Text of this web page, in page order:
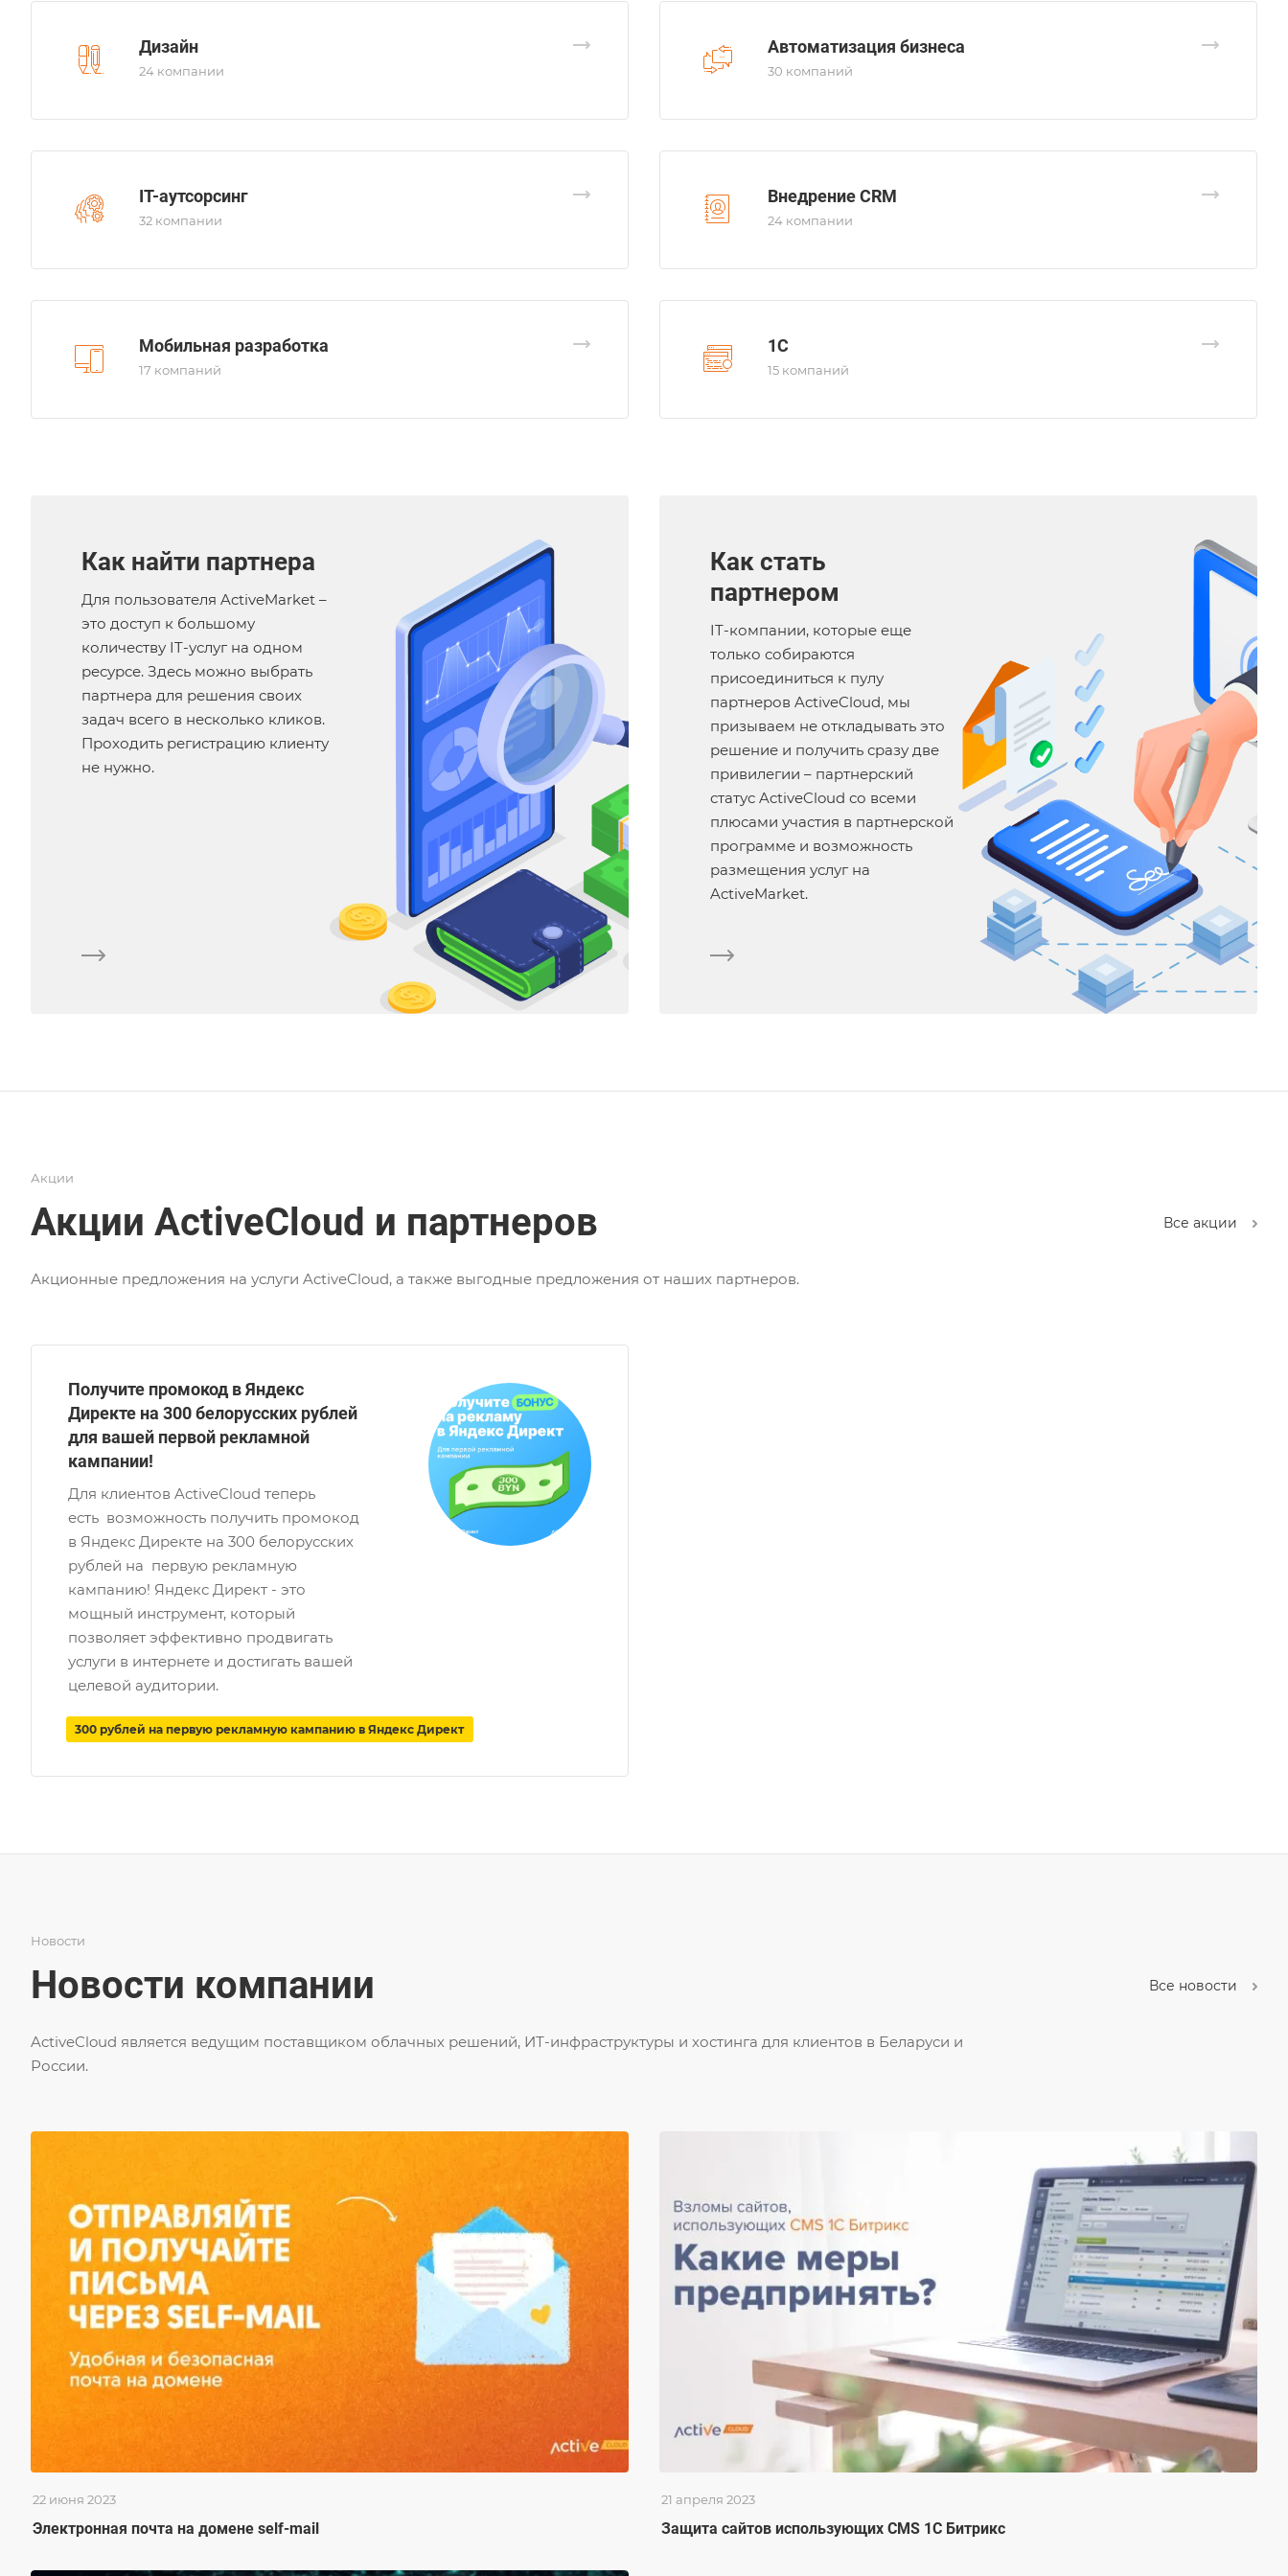
Дизайн
24 компании
Автоматизация бизнеса
30 компаний
IT-аутсорсинг
32 компании
Внедрение CRM
24 компании
Мобильная разработка
17 компаний
1С
15 компаний
Как найти партнера
Для пользователя ActiveMarket –
это доступ к большому
количеству IT-услуг на одном
ресурсе. Здесь можно выбрать
партнера для решения своих
задач всего в несколько кликов.
Проходить регистрацию клиенту
не нужно.
Как стать
партнером
IT-компании, которые еще
только собираются
присоединиться к пулу
партнеров ActiveCloud, мы
призываем не откладывать это
решение и получить сразу две
привилегии – партнерский
статус ActiveCloud со всеми
плюсами участия в партнерской
программе и возможность
размещения услуг на
ActiveMarket.
Акции
Акции ActiveCloud и партнеров Все акции
Акционные предложения на услуги ActiveCloud, а также выгодные предложения от наших партнеров.
Получите промокод в Яндекс
Директе на 300 белорусских рублей
для вашей первой рекламной
кампании!
Для клиентов ActiveCloud теперь
есть возможность получить промокод
в Яндекс Директе на 300 белорусских
рублей на первую рекламную
кампанию! Яндекс Директ - это
мощный инструмент, который
позволяет эффективно продвигать
услуги в интернете и достигать вашей
целевой аудитории.
300 рублей на первую рекламную кампанию в Яндекс Директ
Новости
Новости компании Все новости
ActiveCloud является ведущим поставщиком облачных решений, ИТ-инфраструктуры и хостинга для клиентов в Беларуси и
России.
22 июня 2023
Электронная почта на домене self-mail
21 апреля 2023
Защита сайтов использующих СMS 1С Битрикс